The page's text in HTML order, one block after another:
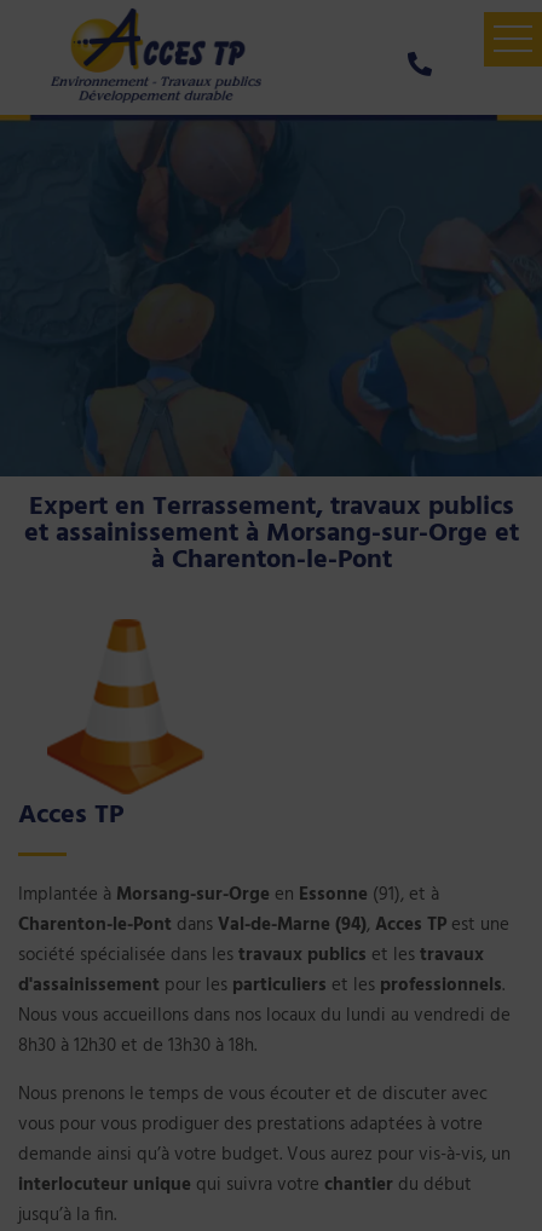
ACCUEIL
AVIS CLIENT
CONTACT
Expert en Terrassement, travaux publics
et assainissement à Morsang-sur-Orge et
à Charenton-le-Pont
Acces TP
Implantée à Morsang-sur-Orge en Essonne (91), et à
Charenton-le-Pont dansVal-de-Marne (94), Acces TP est une
société spécialisée dans lestravaux publics et lestravaux
d'assainissement pour les particuliers et les professionnels.
Nous vous accueillons dans nos locaux du lundi au vendredi de
8h30 à 12h30 et de 13h30 à 18h.
Nous prenons le temps de vous écouter et de discuter avec
vous pour vous prodiguer des prestations adaptées à votre
demande ainsi qu’à votre budget. Vous aurez pour vis-à-vis, un
interlocuteur unique qui suivra votre chantier du début
jusqu’à la fin.